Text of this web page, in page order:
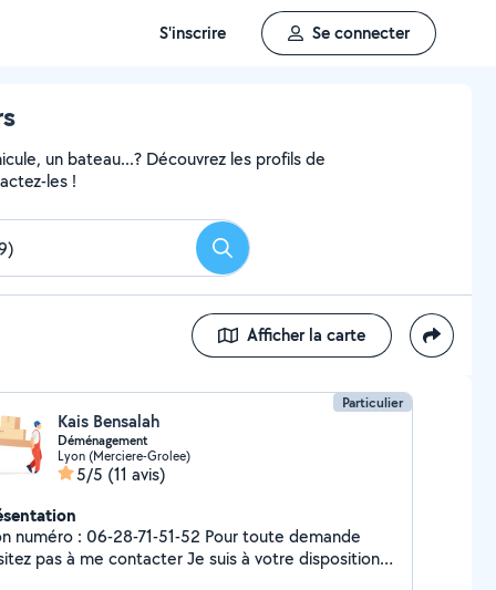
S'inscrire Se connecter
un bateau...? Découvrez les profils de
les !
Rechercher
Afficher la carte
Particulier
Kais Bensalah
Déménagement
Lyon (Merciere-Grolee)
5/5 (11 avis)
: 06-28-71-51-52 Pour toute demande
pas à me contacter Je suis à votre disposition